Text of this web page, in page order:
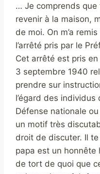
… Je comprends
revenir à la maison,
de moi. On m’a
l’arrêté pris par le
Cet arrêté est pris
3 septembre 1940
prendre sur
l’égard des
Défense nationale
un motif très
droit de discuter. Il
papa est un honnête
de tort de quoi que